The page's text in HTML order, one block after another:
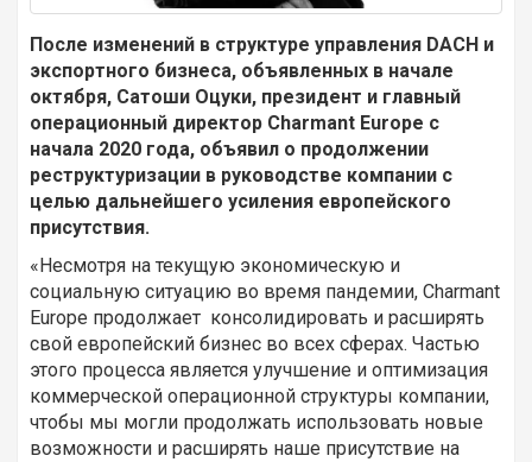
После изменений в структуре управления DACH и
экспортного бизнеса, объявленных в начале
октября, Сатоши Оцуки, президент и главный
операционный директор Charmant Europe с
начала 2020 года, объявил о продолжении
реструктуризации в руководстве компании с
целью дальнейшего усиления европейского
присутствия.
«Несмотря на текущую экономическую и
социальную ситуацию во время пандемии, Charmant
Europe продолжает консолидировать и расширять
свой европейский бизнес во всех сферах. Частью
этого процесса является улучшение и оптимизация
коммерческой операционной структуры компании,
чтобы мы могли продолжать использовать новые
возможности и расширять наше присутствие на